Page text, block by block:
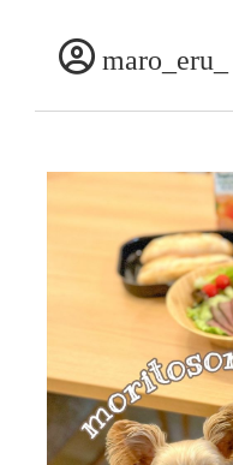
maro_eru_